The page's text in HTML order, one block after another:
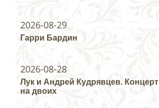
2026-08-29
Гарри Бардин
2026-08-28
Лук и Андрей Кудрявцев. Концерт
на двоих